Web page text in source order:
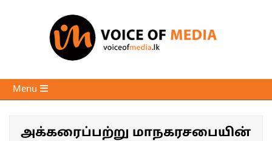
Voice
of
Primary
Navigation
Menu
அக்கரைப்பற்று மாநகரசபையின்